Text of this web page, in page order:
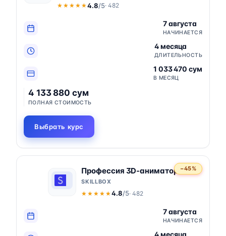
★★★★★
★★★★★4.8/5· 482
7 августа
НАЧИНАЕТСЯ
4 месяца
ДЛИТЕЛЬНОСТЬ
1 033 470 сум
В МЕСЯЦ
4 133 880 сум
ПОЛНАЯ СТОИМОСТЬ
Выбрать курс
−45%
Профессия 3D-аниматор
SKILLBOX
★★★★★
★★★★★4.8/5· 482
7 августа
НАЧИНАЕТСЯ
4 месяца